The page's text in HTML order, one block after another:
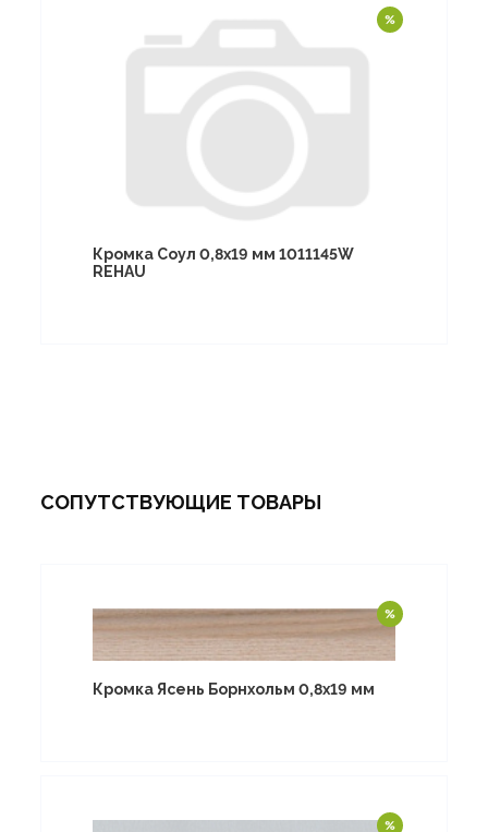
Кромка Соул 0,8х19 мм 1011145W
REHAU
СОПУТСТВУЮЩИЕ ТОВАРЫ
Кромка Ясень Борнхольм 0,8х19 мм